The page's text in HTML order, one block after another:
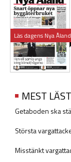
Läs dagens Nya Åland
MEST
Getaboden ska
Största
Misstänkt